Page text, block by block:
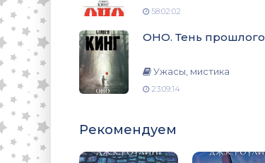
58:02:02
ОНО. Тень прошлого
Ужасы, мистика
23:09:14
Рекомендуем